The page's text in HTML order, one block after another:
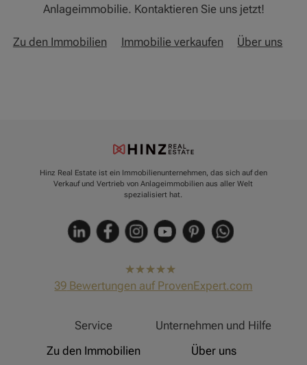
Anlageimmobilie. Kontaktieren Sie uns jetzt!
Zu den Immobilien Immobilie verkaufen Über uns
Hinz Real Estate ist ein Immobilienunternehmen, das sich auf den
Verkauf und Vertrieb von Anlageimmobilien aus aller Welt
spezialisiert hat.
hat4,91
von5
39 Bewertungen auf ProvenExpert.com
Service
Zu den Immobilien
Unternehmen und Hilfe
Über uns